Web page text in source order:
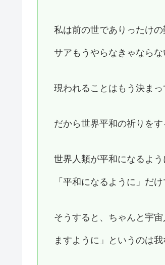
私は前の世でありったけ
サアもうやらなきゃなら
現われることはもう決ま
だから世界平和の祈りを
世界人類が平和になるよ
「平和になるように」だけ
そうすると、ちゃんと宇
ますように」というのは